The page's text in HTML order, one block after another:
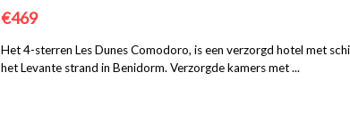
€469
Het 4-sterren Les Dunes Comodoro, is een verzorgd hotel met
het Levante strand in Benidorm. Verzorgde kamers met ...